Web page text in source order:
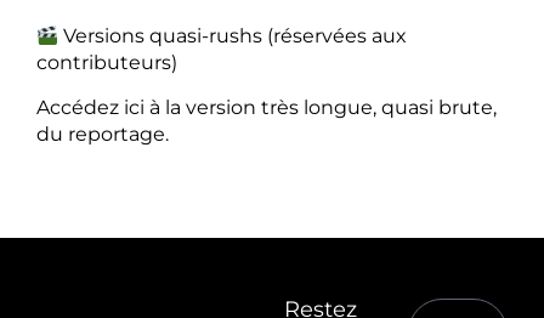
Versions quasi-rushs (réservées aux
contributeurs)
Accédez ici à la version très longue, quasi brute,
du reportage.
Restez